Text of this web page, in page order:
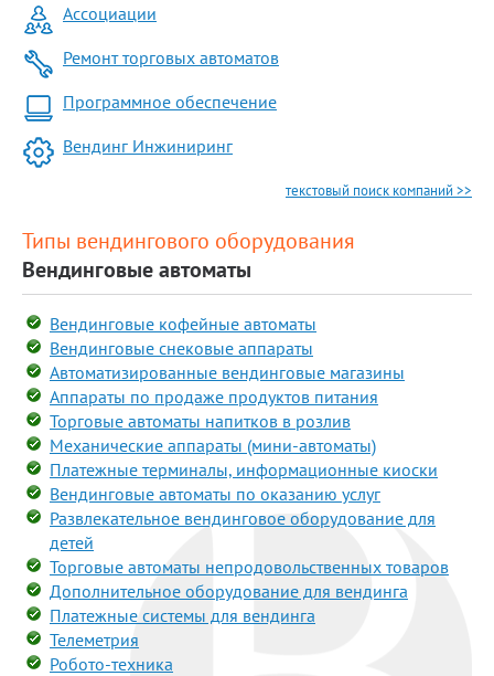
Ассоциации
Ремонт торговых автоматов
Программное обеспечение
Вендинг Инжиниринг
текстовый поиск компаний >>
Типы вендингового оборудования
Вендинговые автоматы
Вендинговые кофейные автоматы
Вендинговые снековые аппараты
Автоматизированные вендинговые магазины
Аппараты по продаже продуктов питания
Торговые автоматы напитков в розлив
Механические аппараты (мини-автоматы)
Платежные терминалы, информационные киоски
Вендинговые автоматы по оказанию услуг
Развлекательное вендинговое оборудование для
детей
Торговые автоматы непродовольственных товаров
Дополнительное оборудование для вендинга
Платежные системы для вендинга
Телеметрия
Робото-техника